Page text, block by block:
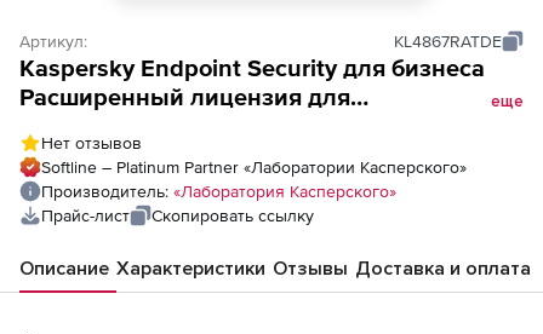
Артикул: KL4867RATDE
Kaspersky Endpoint Security для бизнеса
Расширенный лицензия для
количеству узлов
еще
Нет отзывов
Softline – Platinum Partner «Лаборатории Касперского»
Производитель: «Лаборатория Касперского»
Прайс-лист
Скопировать ссылку
Описание Характеристики Отзывы Доставка и оплата